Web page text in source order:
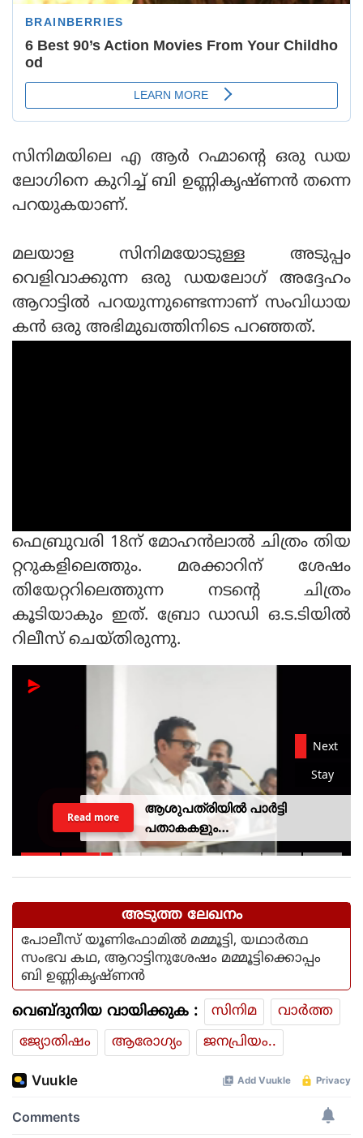
സിനിമയിലെ എ ആര്‍ റഹ്മാന്റെ ഒരു ഡയ
ലോഗിനെ കുറിച്ച് ബി ഉണ്ണികൃഷ്ണന്‍ തന്നെ
പറയുകയാണ്.
മലയാള സിനിമയോടുള്ള അടുപ്പം
വെളിവാക്കുന്ന ഒരു ഡയലോഗ് അദ്ദേഹം
ആറാട്ടില്‍ പറയുന്നുണ്ടെന്നാണ് സംവിധായ
കന്‍ ഒരു അഭിമുഖത്തിനിടെ പറഞ്ഞത്.
ഫെബ്രുവരി 18ന് മോഹന്‍ലാല്‍ ചിത്രം തിയ
റ്ററുകളിലെത്തും. മരക്കാറിന് ശേഷം
തിയേറ്ററിലെത്തുന്ന നടന്റെ ചിത്രം
കൂടിയാകും ഇത്. ബ്രോ ഡാഡി ഒ.ട.ടിയില്‍
റിലീസ് ചെയ്തിരുന്നു.
Next
Stay
ആശുപത്രിയില്‍ പാര്‍ട്ടി
പതാകകളും
മുദ്രാവാക്യങ്ങളുമായി മന്ത്രി
വിമര്‍ശനം
Read more
അടുത്ത ലേഖനം
പോലീസ് യൂണിഫോമില്‍ മമ്മൂട്ടി, യഥാര്‍ത്ഥ
സംഭവ കഥ, ആറാട്ടിനുശേഷം മമ്മൂട്ടിക്കൊപ്പം
ബി ഉണ്ണികൃഷ്ണന്‍
വെബ്ദുനിയ വായിക്കുക : സിനിമ
വാര്‍ത്ത
ജ്യോതിഷം
ആരോഗ്യം ജനപ്രിയം..